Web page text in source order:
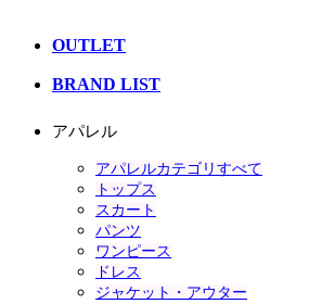
OUTLET
BRAND LIST
アパレル
アパレルカテゴリすべて
トップス
スカート
パンツ
ワンピース
ドレス
ジャケット・アウター